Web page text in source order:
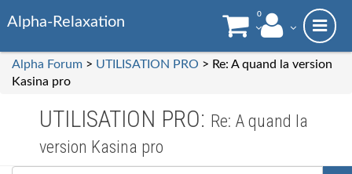
Alpha-Relaxation 0
Alpha Forum > UTILISATION PRO > Re: A quand la version
Kasina pro
UTILISATION PRO: Re: A quand la
version Kasina pro